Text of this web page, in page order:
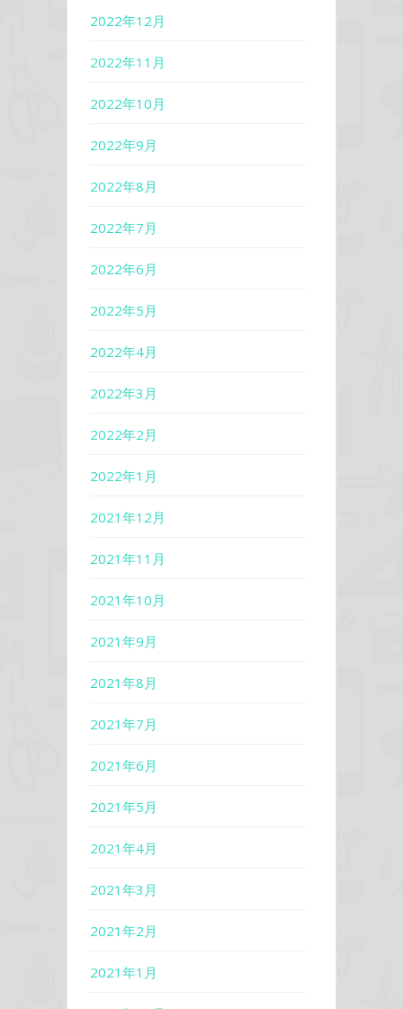
2022年12月
2022年11月
2022年10月
2022年9月
2022年8月
2022年7月
2022年6月
2022年5月
2022年4月
2022年3月
2022年2月
2022年1月
2021年12月
2021年11月
2021年10月
2021年9月
2021年8月
2021年7月
2021年6月
2021年5月
2021年4月
2021年3月
2021年2月
2021年1月